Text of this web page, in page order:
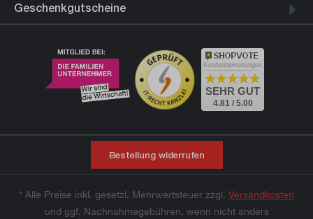
Geschenkgutscheine
Kundenbewertungen
SEHR GUT
4.81 / 5.00
Bestellung widerrufen
* Alle Preise inkl. gesetzl. Mehrwertsteuer zzgl. Versandkosten
und ggf. Nachnahmegebühren, wenn nicht anders